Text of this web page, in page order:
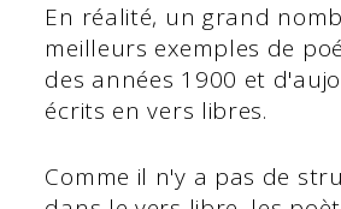
En réalité, un grand
meilleurs exemples de
des années 1900 et
écrits en vers libres.
Comme il n'y a pas de